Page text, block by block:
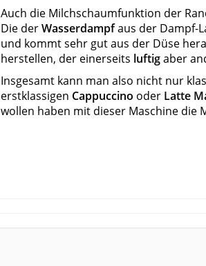
Auch die Milchschaumfunktion der
Die derWasserdampfaus der Dampf-
und kommt sehr gut aus der Düse
herstellen, der einerseits luftigaber
Insgesamt kann man also nicht nur
erstklassigen Cappuccino oder Latte
wollen haben mit dieser Maschine die